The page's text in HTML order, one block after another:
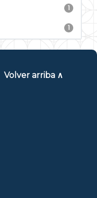
1
1
Volver arriba ∧